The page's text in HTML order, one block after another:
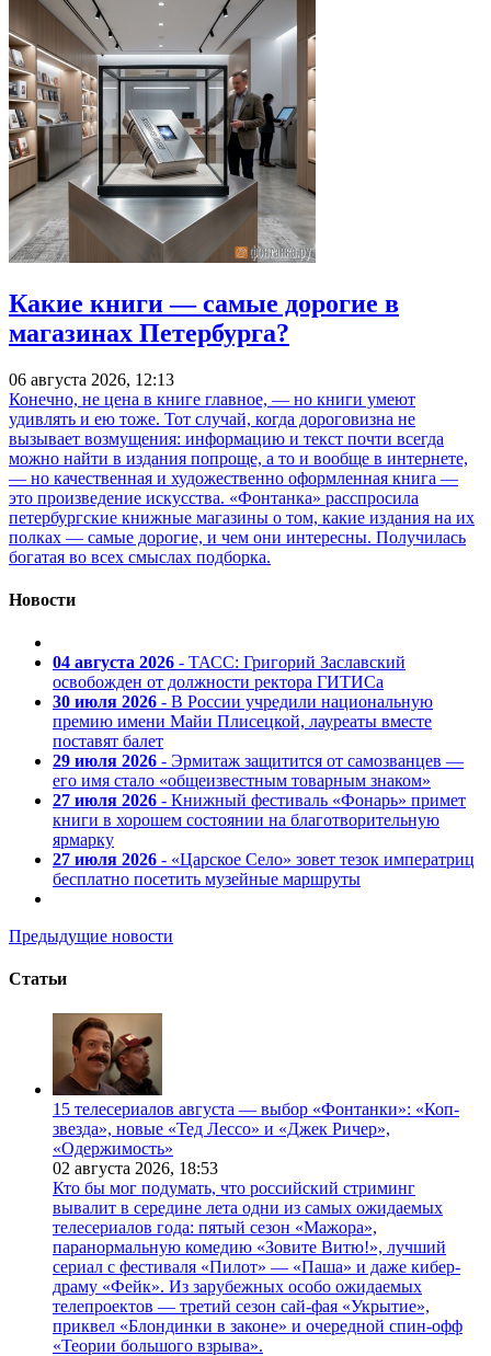
Какие книги — самые дорогие в
магазинах Петербурга?
06 августа 2026, 12:13
Конечно, не цена в книге главное, — но книги умеют
удивлять и ею тоже. Тот случай, когда дороговизна не
вызывает возмущения: информацию и текст почти всегда
можно найти в издания попроще, а то и вообще в интернете,
— но качественная и художественно оформленная книга —
это произведение искусства. «Фонтанка» расспросила
петербургские книжные магазины о том, какие издания на их
полках — самые дорогие, и чем они интересны. Получилась
богатая во всех смыслах подборка.
Новости
04 августа 2026 - ТАСС: Григорий Заславский
освобожден от должности ректора ГИТИСа
30 июля 2026 - В России учредили национальную
премию имени Майи Плисецкой, лауреаты вместе
поставят балет
29 июля 2026 - Эрмитаж защитится от самозванцев —
его имя стало «общеизвестным товарным знаком»
27 июля 2026 - Книжный фестиваль «Фонарь» примет
книги в хорошем состоянии на благотворительную
ярмарку
27 июля 2026 - «Царское Село» зовет тезок императриц
бесплатно посетить музейные маршруты
Предыдущие новости
Статьи
15 телесериалов августа — выбор «Фонтанки»: «Коп-
звезда», новые «Тед Лессо» и «Джек Ричер»,
«Одержимость»
02 августа 2026, 18:53
Кто бы мог подумать, что российский стриминг
вывалит в середине лета одни из самых ожидаемых
телесериалов года: пятый сезон «Мажора»,
паранормальную комедию «Зовите Витю!», лучший
сериал с фестиваля «Пилот» — «Паша» и даже кибер-
драму «Фейк». Из зарубежных особо ожидаемых
телепроектов — третий сезон сай-фая «Укрытие»,
приквел «Блондинки в законе» и очередной спин-офф
«Теории большого взрыва».